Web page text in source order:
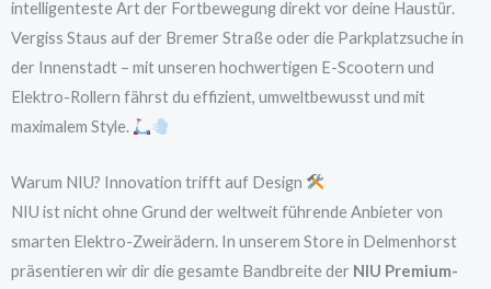
intelligenteste Art der Fortbewegung direkt vor deine Haustür.
Vergiss Staus auf der Bremer Straße oder die Parkplatzsuche in
der Innenstadt – mit unseren hochwertigen E-Scootern und
Elektro-Rollern fährst du effizient, umweltbewusst und mit
maximalem Style.
Warum NIU? Innovation trifft auf Design
NIU ist nicht ohne Grund der weltweit führende Anbieter von
smarten Elektro-Zweirädern. In unserem Store in Delmenhorst
präsentieren wir dir die gesamte Bandbreite der NIU Premium-